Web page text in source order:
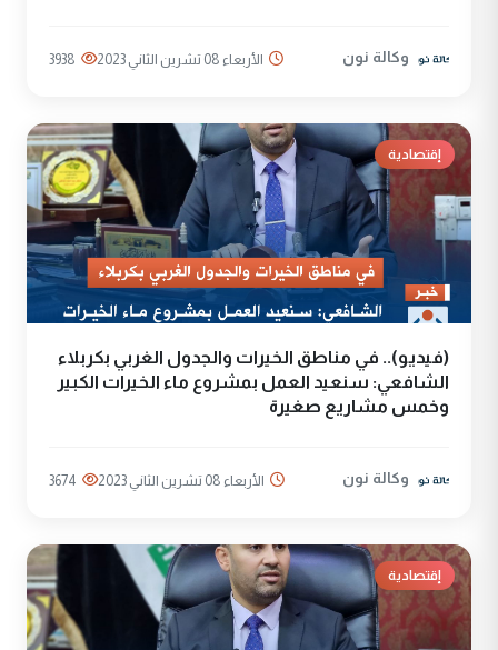
وكالة نون الأربعاء 08 تشرين الثاني 2023 3938
إقتصادية
(فيديو).. في مناطق الخيرات والجدول الغربي بكربلاء
الشافعي: سنعيد العمل بمشروع ماء الخيرات الكبير
وخمس مشاريع صغيرة
وكالة نون الأربعاء 08 تشرين الثاني 2023 3674
إقتصادية